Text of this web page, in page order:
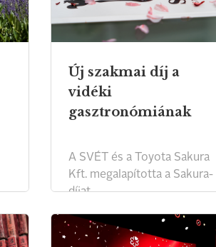
Új szakmai díj a
vidéki
gasztronómiának
A SVÉT és a Toyota Sakura
Kft. megalapította a Sakura-
díjat.